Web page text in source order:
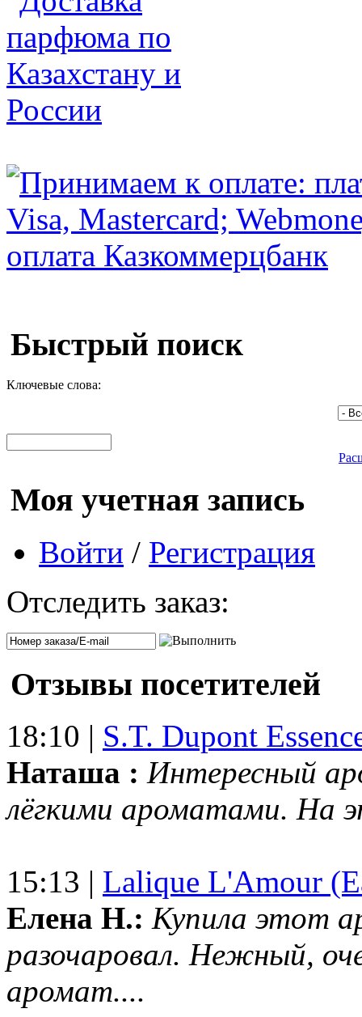
Быстрый поиск
Ключевые слова:
Моя учетная запись
Войти / Регистрация
Отследить заказ:
Отзывы посетителей
18:10 | S.T. Dupont
Наташа : Интересный
лёгкими ароматами. На
15:13 | Lalique L'Amour
Елена Н.: Купила этот
разочаровал. Нежный,
аромат....